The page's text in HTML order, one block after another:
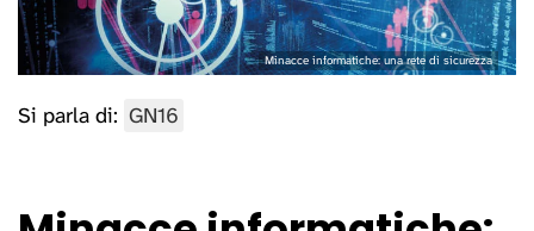
Minacce informatiche: una rete di sicurezza
Si parla di: GN16